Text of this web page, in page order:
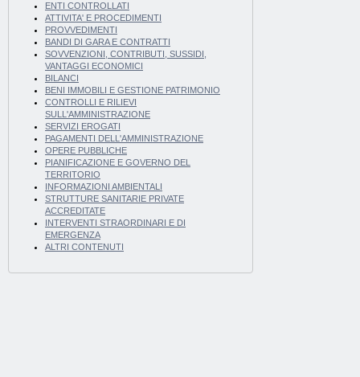
ENTI CONTROLLATI
ATTIVITA' E PROCEDIMENTI
PROVVEDIMENTI
BANDI DI GARA E CONTRATTI
SOVVENZIONI, CONTRIBUTI, SUSSIDI,
VANTAGGI ECONOMICI
BILANCI
BENI IMMOBILI E GESTIONE PATRIMONIO
CONTROLLI E RILIEVI
SULL'AMMINISTRAZIONE
SERVIZI EROGATI
PAGAMENTI DELL'AMMINISTRAZIONE
OPERE PUBBLICHE
PIANIFICAZIONE E GOVERNO DEL
TERRITORIO
INFORMAZIONI AMBIENTALI
STRUTTURE SANITARIE PRIVATE
ACCREDITATE
INTERVENTI STRAORDINARI E DI
EMERGENZA
ALTRI CONTENUTI